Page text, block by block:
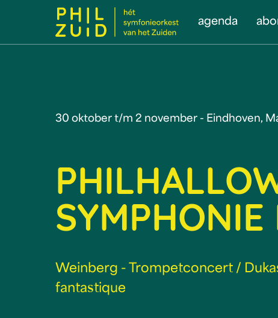
agenda
SYMPHONIE
30 oktober t/m 2 november - Eindhoven,
Weinberg - Trompetconcert /
fantastique